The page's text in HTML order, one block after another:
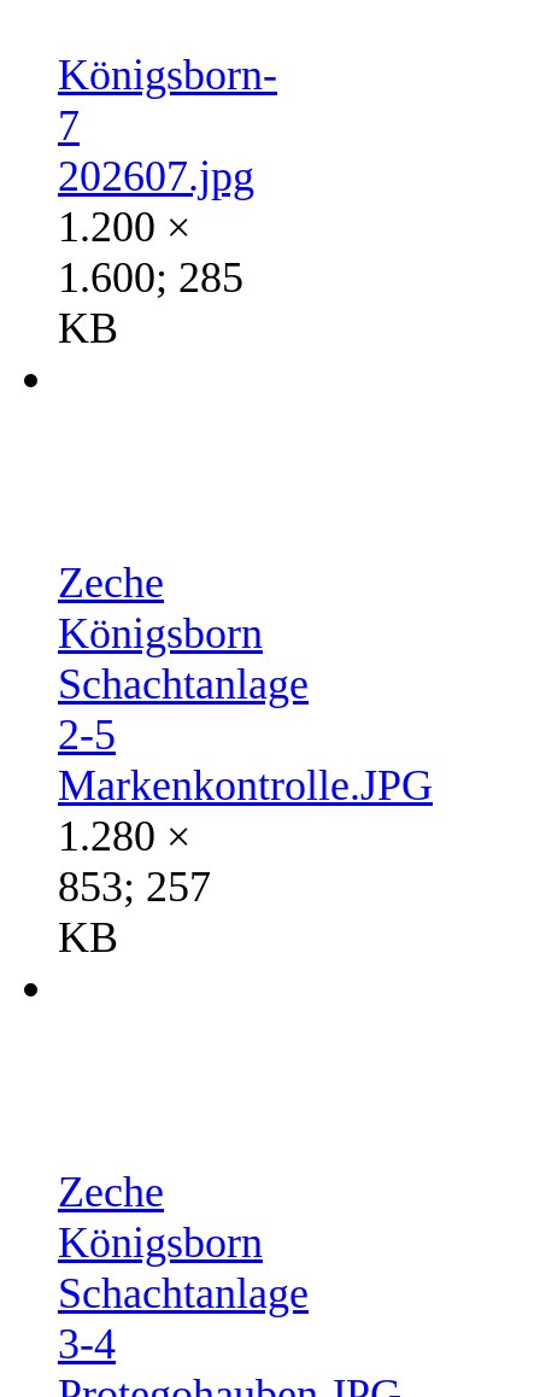
Königsborn-
7
202607.jpg
1.200 ×
1.600; 285
KB
Zeche
Königsborn
Schachtanlage
2-5
Markenkontrolle.JPG
1.280 ×
853; 257
KB
Zeche
Königsborn
Schachtanlage
3-4